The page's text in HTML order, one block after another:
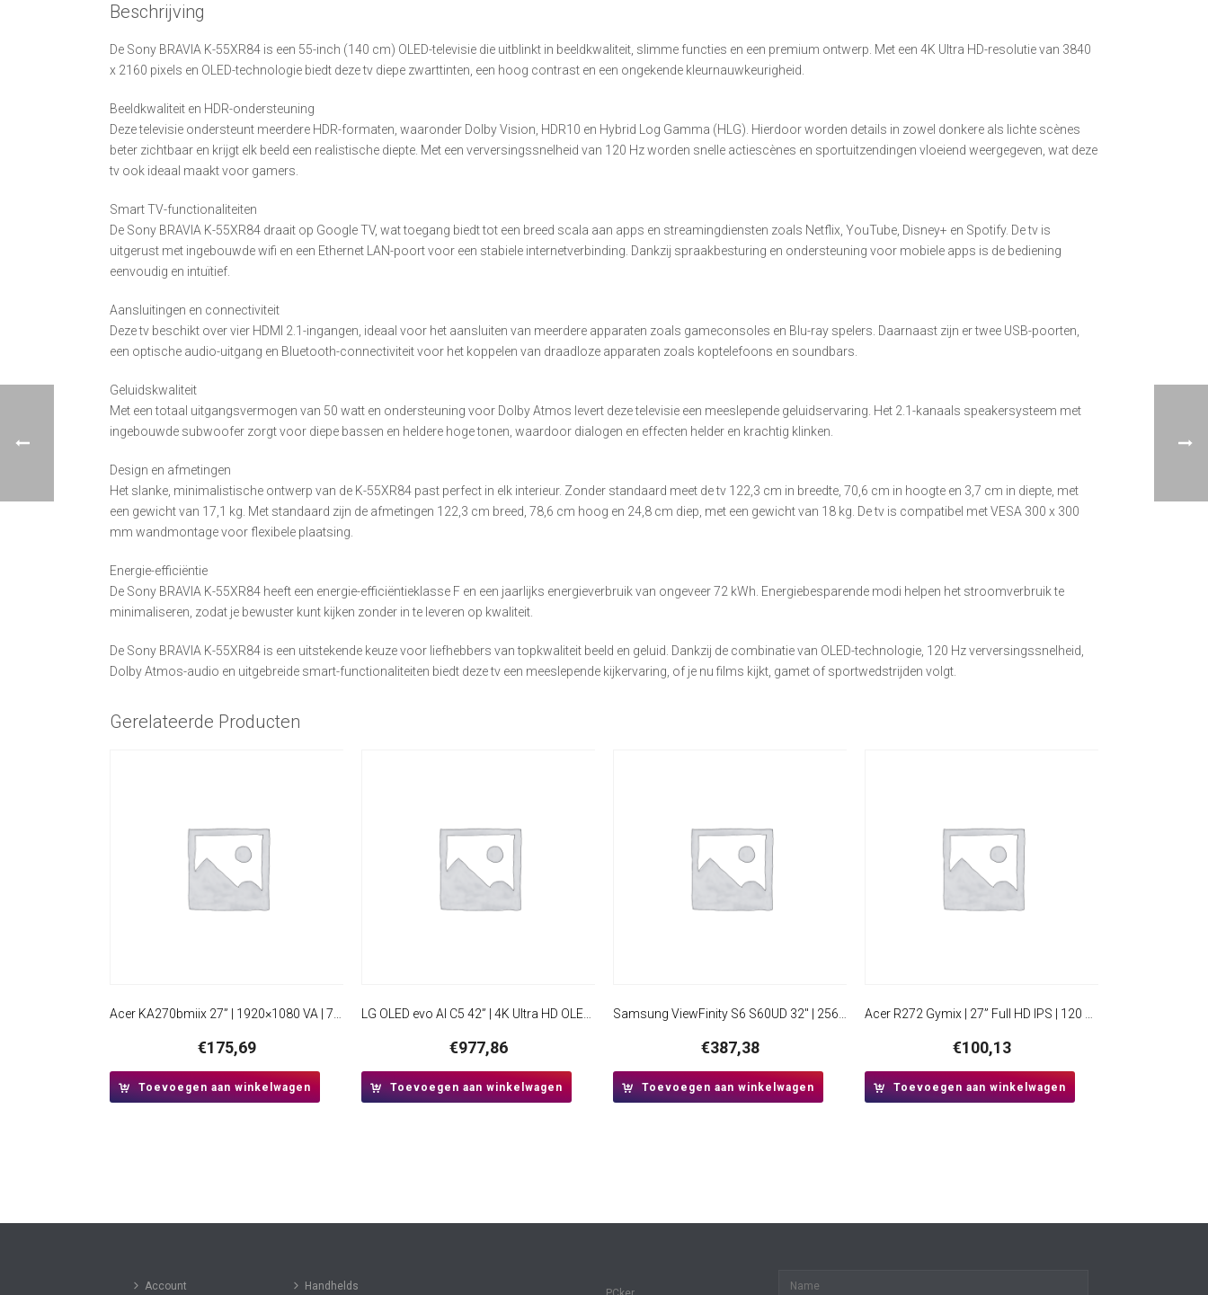
Beschrijving
De Sony BRAVIA K-55XR84 is een 55-inch (140 cm) OLED-televisie die uitblinkt in beeldkwaliteit, slimme functies en een premium ontwerp. Met een 4K Ultra HD-resolutie van 3840
x 2160 pixels en OLED-technologie biedt deze tv diepe zwarttinten, een hoog contrast en een ongekende kleurnauwkeurigheid.
Beeldkwaliteit en HDR-ondersteuning
Deze televisie ondersteunt meerdere HDR-formaten, waaronder Dolby Vision, HDR10 en Hybrid Log Gamma (HLG). Hierdoor worden details in zowel donkere als lichte scènes
beter zichtbaar en krijgt elk beeld een realistische diepte. Met een verversingssnelheid van 120 Hz worden snelle actiescènes en sportuitzendingen vloeiend weergegeven, wat deze
tv ook ideaal maakt voor gamers.
Smart TV-functionaliteiten
De Sony BRAVIA K-55XR84 draait op Google TV, wat toegang biedt tot een breed scala aan apps en streamingdiensten zoals Netflix, YouTube, Disney+ en Spotify. De tv is
uitgerust met ingebouwde wifi en een Ethernet LAN-poort voor een stabiele internetverbinding. Dankzij spraakbesturing en ondersteuning voor mobiele apps is de bediening
eenvoudig en intuïtief.
Aansluitingen en connectiviteit
Deze tv beschikt over vier HDMI 2.1-ingangen, ideaal voor het aansluiten van meerdere apparaten zoals gameconsoles en Blu-ray spelers. Daarnaast zijn er twee USB-poorten,
een optische audio-uitgang en Bluetooth-connectiviteit voor het koppelen van draadloze apparaten zoals koptelefoons en soundbars.
Geluidskwaliteit
Met een totaal uitgangsvermogen van 50 watt en ondersteuning voor Dolby Atmos levert deze televisie een meeslepende geluidservaring. Het 2.1-kanaals speakersysteem met
ingebouwde subwoofer zorgt voor diepe bassen en heldere hoge tonen, waardoor dialogen en effecten helder en krachtig klinken.
Design en afmetingen
Het slanke, minimalistische ontwerp van de K-55XR84 past perfect in elk interieur. Zonder standaard meet de tv 122,3 cm in breedte, 70,6 cm in hoogte en 3,7 cm in diepte, met
een gewicht van 17,1 kg. Met standaard zijn de afmetingen 122,3 cm breed, 78,6 cm hoog en 24,8 cm diep, met een gewicht van 18 kg. De tv is compatibel met VESA 300 x 300
mm wandmontage voor flexibele plaatsing.
Energie-efficiëntie
De Sony BRAVIA K-55XR84 heeft een energie-efficiëntieklasse F en een jaarlijks energieverbruik van ongeveer 72 kWh. Energiebesparende modi helpen het stroomverbruik te
minimaliseren, zodat je bewuster kunt kijken zonder in te leveren op kwaliteit.
De Sony BRAVIA K-55XR84 is een uitstekende keuze voor liefhebbers van topkwaliteit beeld en geluid. Dankzij de combinatie van OLED-technologie, 120 Hz verversingssnelheid,
Dolby Atmos-audio en uitgebreide smart-functionaliteiten biedt deze tv een meeslepende kijkervaring, of je nu films kijkt, gamet of sportwedstrijden volgt.
Gerelateerde Producten
Acer KA270bmiix 27” | 1920×1080 VA | 75Hz | Full HD Monitor
€175,69
Toevoegen aan winkelwagen
LG OLED evo AI C5 42” | 4K Ultra HD OLED evo | 120Hz | Dolby Vision & Atmos | HDMI 2.1 | Smart TV
€977,86
Toevoegen aan winkelwagen
Samsung ViewFinity S6 S60UD 32″ | 2560×1440 IPS | 100Hz | USB-Hub | Monitor
€387,38
Toevoegen aan winkelwagen
Acer R272 Gymix | 27” Full HD IPS | 120 Hz | 1 ms reactietijd | HDMI en VGA | Monitor
€100,13
Toevoegen aan winkelwagen
Account Handhelds